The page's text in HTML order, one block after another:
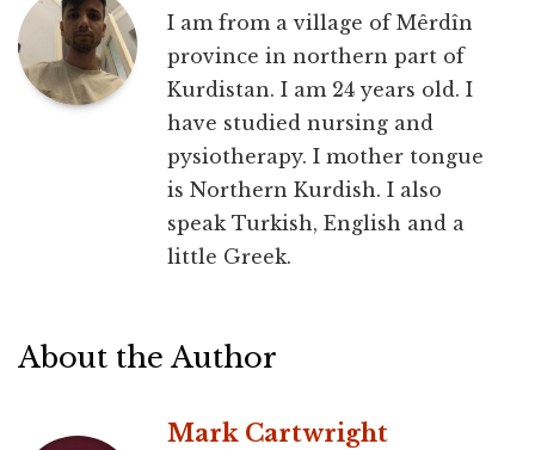
I am from a village of Mêrdîn
province in northern part of
Kurdistan. I am 24 years old. I
have studied nursing and
pysiotherapy. I mother tongue
is Northern Kurdish. I also
speak Turkish, English and a
little Greek.
About the Author
Mark Cartwright